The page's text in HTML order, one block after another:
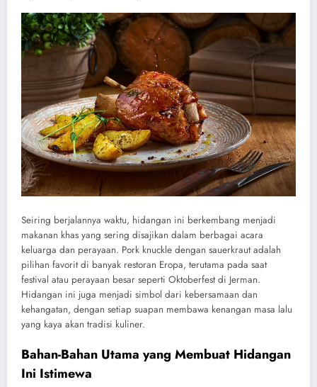
Seiring berjalannya waktu, hidangan ini berkembang menjadi
makanan khas yang sering disajikan dalam berbagai acara
keluarga dan perayaan. Pork knuckle dengan sauerkraut adalah
pilihan favorit di banyak restoran Eropa, terutama pada saat
festival atau perayaan besar seperti Oktoberfest di Jerman.
Hidangan ini juga menjadi simbol dari kebersamaan dan
kehangatan, dengan setiap suapan membawa kenangan masa lalu
yang kaya akan tradisi kuliner.
Bahan-Bahan Utama yang Membuat Hidangan
Ini Istimewa